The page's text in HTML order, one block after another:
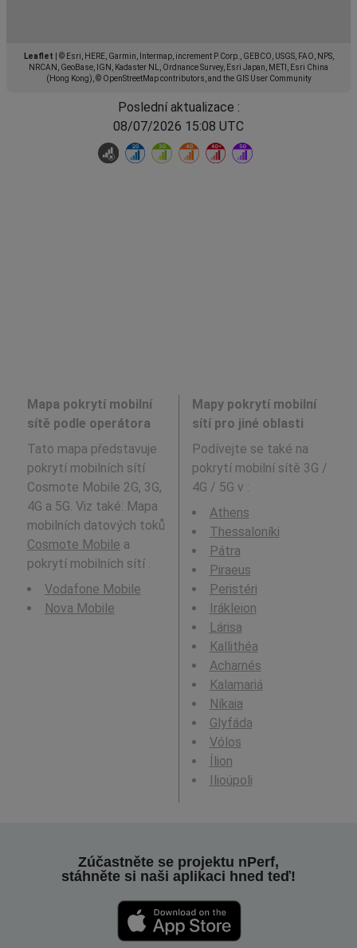
Leaflet
© Esri, HERE, Garmin, Intermap, increment P Corp., GEBCO, USGS, FAO, NPS,
NRCAN, GeoBase, IGN, Kadaster NL, Ordnance Survey, Esri Japan, METI, Esri China
(Hong Kong), © OpenStreetMap contributors, and the GIS User Community
Poslední aktualizace :
08/07/2026 15:08 UTC
Mapa pokrytí mobilní
sítě podle operátora
Tato mapa představuje
pokrytí mobilních sítí
Cosmote Mobile 2G, 3G,
4G a 5G. Viz také: Mapa
mobilních datových toků
Cosmote Mobile a
pokrytí mobilních sítí .
Vodafone Mobile
Nova Mobile
Mapy pokrytí mobilní
sítí pro jiné oblasti
Podívejte se také na
pokrytí mobilní sítě 3G /
4G / 5G v :
Athens
Thessaloníki
Pátra
Piraeus
Peristéri
Irákleion
Lárisa
Kallithéa
Acharnés
Kalamariá
Níkaia
Glyfáda
Vólos
Ílion
Ilioúpoli
Zúčastněte se projektu nPerf,
stáhněte si naši aplikaci hned teď!